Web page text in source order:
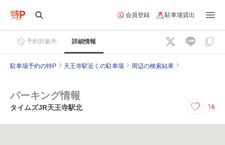
会員登録 駐車場貸出
予約対象外 詳細情報
駐車場予約の特P 天王寺駅近くの駐車場 周辺の検索結果
パーキング情報
タイムズJR天王寺駅北 16